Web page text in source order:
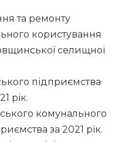
та ремонту
користування
селищної
підприємства
рік.
комунального
за 2021 рік.